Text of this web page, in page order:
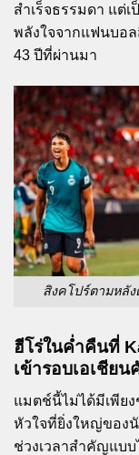
สำเร็จธรรมดา แต่
พลังใจจากแฟนบอ
43 ปีที่ผ่านมา
สิงคโปร์ตามหลั
ฮีโร่ในค่ำคืนที่
เข้ารอบเอเชียน
แมตช์นี้ไม่ได้มีเพีย
หัวใจที่ยิ่งใหญ่ของ
ช่วงเวลาสำคัญแบ